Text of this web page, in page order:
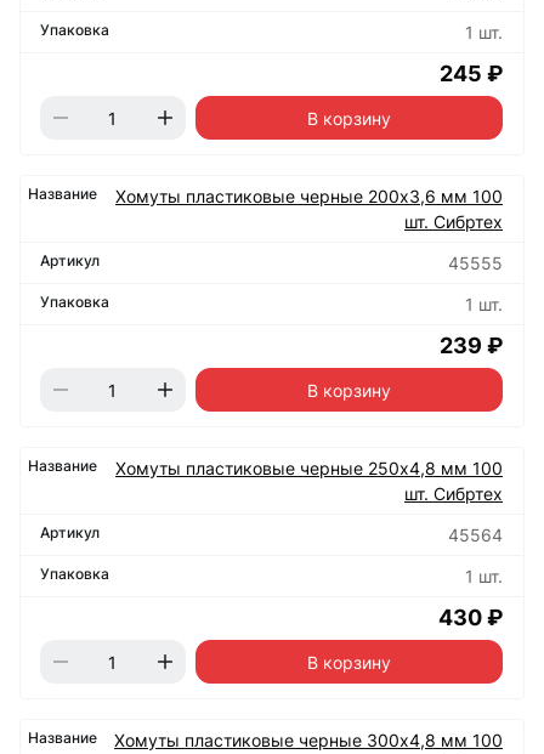
1 шт.
245 ₽
В корзину
Хомуты пластиковые черные 200х3,6 мм 100
шт. Сибртех
45555
1 шт.
239 ₽
В корзину
Хомуты пластиковые черные 250х4,8 мм 100
шт. Сибртех
45564
1 шт.
430 ₽
В корзину
Хомуты пластиковые черные 300х4,8 мм 100